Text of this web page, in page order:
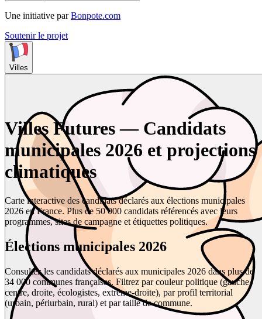
Une initiative par Bonpote.com
Soutenir le projet
Villes
Villes Futures — Candidats
municipales 2026 et projections
climatiques
Carte interactive des candidats déclarés aux élections municipales
2026 en France. Plus de 50 000 candidats référencés avec leurs
programmes, sites de campagne et étiquettes politiques.
Élections municipales 2026
Consultez les candidats déclarés aux municipales 2026 dans plus de
34 000 communes françaises. Filtrez par couleur politique (gauche,
centre, droite, écologistes, extrême-droite), par profil territorial
(urbain, périurbain, rural) et par taille de commune.